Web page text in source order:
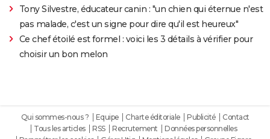
Tony Silvestre, éducateur canin : "un chien qui éternue n'est
pas malade, c'est un signe pour dire qu'il est heureux"
Ce chef étoilé est formel : voici les 3 détails à vérifier pour
choisir un bon melon
Qui sommes-nous ? Equipe Charte éditoriale Publicité
Contact
Tous les articles
RSS Recrutement
Données personnelles